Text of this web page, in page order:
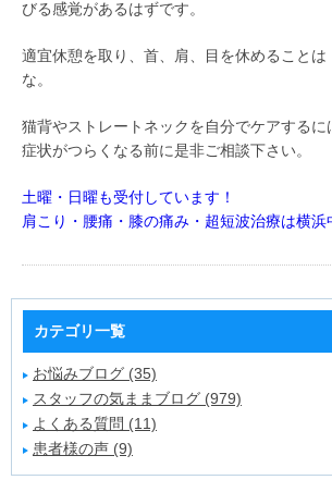
びる感覚があるはずです。
適宜休憩を取り、首、肩、目を休めることは
な。
猫背やストレートネックを自分でケアするに
症状がつらくなる前に是非ご相談下さい。
土曜・日曜も受付しています！
肩こり・腰痛・膝の痛み・超短波治療は横
カテゴリ一覧
お悩みブログ (35)
スタッフの気ままブログ (979)
よくある質問 (11)
患者様の声 (9)